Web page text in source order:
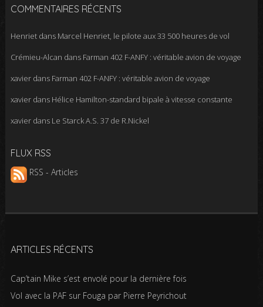
COMMENTAIRES RÉCENTS
Henrietdans Marcel Henriet, le pilote aux 33 500 heures de vol
Crémieu-Alcan dans Farman 402 F-ANFY : véritable avion de voyage
xavierdans Farman 402 F-ANFY : véritable avion de voyage
xavierdans Hélice Hamilton-standard bipale à vitesse constante
xavierdans Le Starck A.S. 37 de R.Nickel
FLUX RSS
RSS - Articles
ARTICLES RÉCENTS
Cap’tain Mike s’est envolé pour la dernière fois
Vol avec la PAF sur Fouga par Pierre Peyrichout